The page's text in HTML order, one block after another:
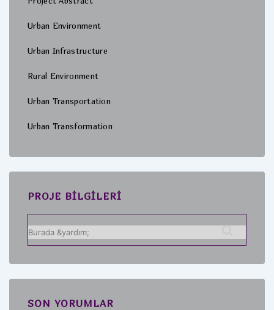
Urban Environment
Urban Infrastructure
Rural Environment
Urban Transportation
Urban Transformation
PROJE BILGILERI
Arama:
SON YORUMLAR